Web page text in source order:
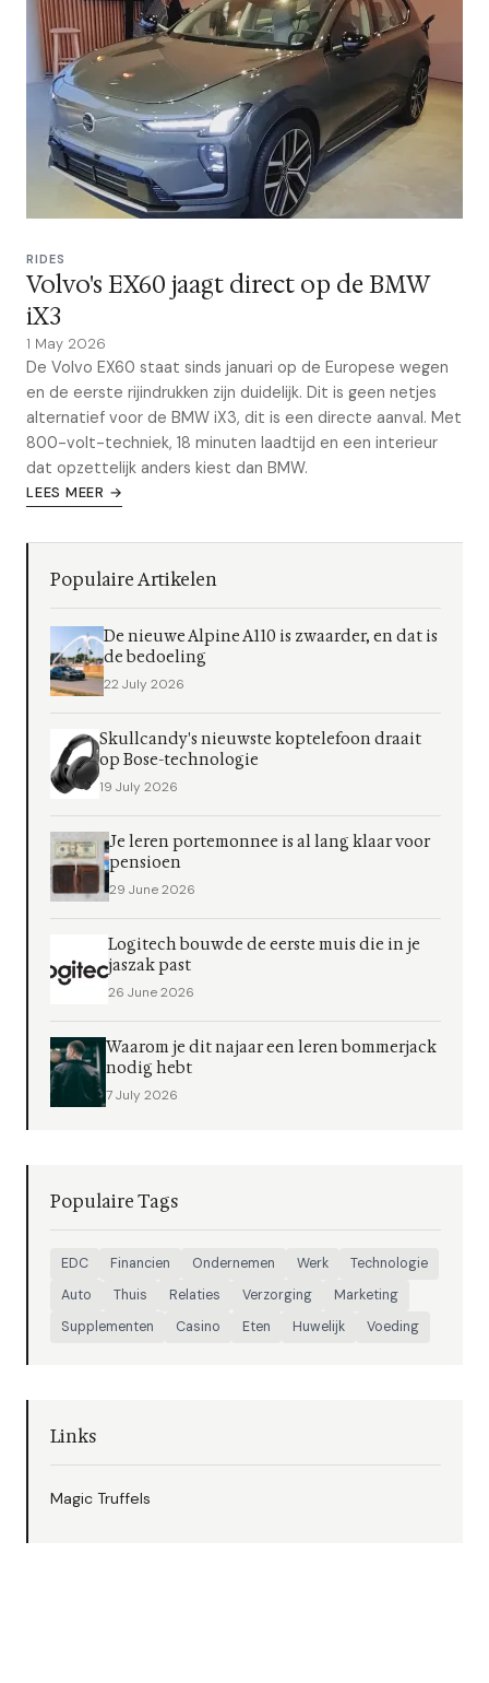
RIDES
Volvo's EX60 jaagt direct op de BMW
iX3
1 May 2026
De Volvo EX60 staat sinds januari op de Europese wegen
en de eerste rijindrukken zijn duidelijk. Dit is geen netjes
alternatief voor de BMW iX3, dit is een directe aanval. Met
800-volt-techniek, 18 minuten laadtijd en een interieur
dat opzettelijk anders kiest dan BMW.
LEES MEER →
Populaire Artikelen
De nieuwe Alpine A110 is zwaarder, en dat is
de bedoeling
22 July 2026
Skullcandy's nieuwste koptelefoon draait
op Bose-technologie
19 July 2026
Je leren portemonnee is al lang klaar voor
pensioen
29 June 2026
Logitech bouwde de eerste muis die in je
jaszak past
26 June 2026
Waarom je dit najaar een leren bommerjack
nodig hebt
7 July 2026
Populaire Tags
EDC Financien Ondernemen Werk
Technologie
Auto
Thuis Relaties Verzorging
Marketing
Supplementen
Casino Eten Huwelijk Voeding
Links
Magic Truffels